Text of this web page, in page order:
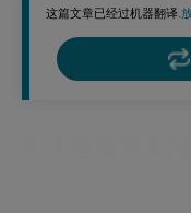
这篇文章已经过机器翻译.